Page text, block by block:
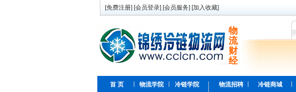
[免费注册] [会员登录] [会员服务] [加入收藏]
物
流
财
经
首 页 物流学院
冷链学院
物流招聘 冷链商城